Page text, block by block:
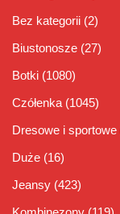
Bez kategorii (2)
Biustonosze (27)
Botki (1080)
Czółenka (1045)
Dresowe i sportowe
Duże (16)
Jeansy (423)